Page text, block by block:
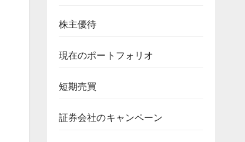
株主優待
現在のポートフォリオ
短期売買
証券会社のキャンペーン